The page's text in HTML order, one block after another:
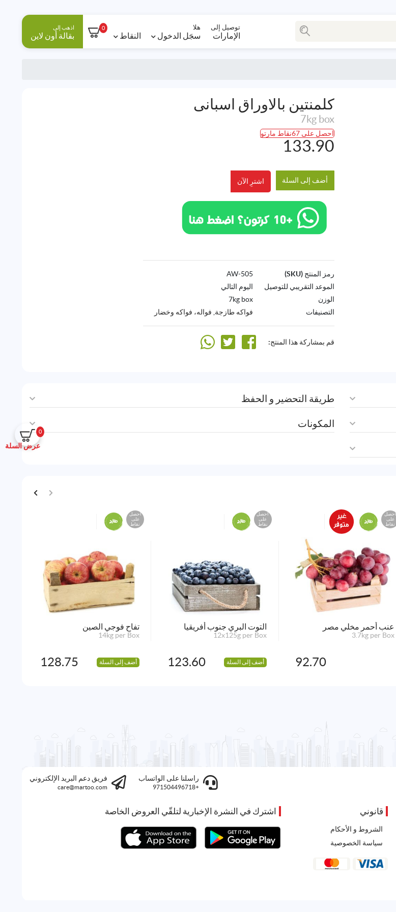
توصيل إلى
الإمارات
هلا
سجَل الدخول النقاط
0 اذهب إلى
بقالة أون لاين
0
عرض السلة
كلمنتين بالاوراق اسبانى
7kg box
احصل على 67نقاط مارتو
133.90
أضف إلى السلة اشترِ الآن
رمز المنتج (SKU)
505-AW
الموعد التقريبي للتوصيل
اليوم التالي
الوزن
7kg box
التصنيفات
فواكه طازجة, فواله، فواكه وخضار
قم بمشاركة هذا المنتج:
طريقة التحضير و الحفظ
المكونات
احصل
على
نقاط
عنب أحمر مخلي مصر
3.7kg per Box
92.70
احصل
على
نقاط
التوت البري جنوب أفريقيا
12x125g per Box
أضف إلى السلة 123.60
احصل
على
نقاط
تفاح فوجي الصين
14kg per Box
أضف إلى السلة 128.75
راسلنا على الواتساب
+971504496718
فريق دعم البريد الإلكتروني
care@martoo.com
قانوني
الشروط و الأحكام
سياسة الخصوصية
اشترك في النشرة الإخبارية لتلقّي العروض الخاصة